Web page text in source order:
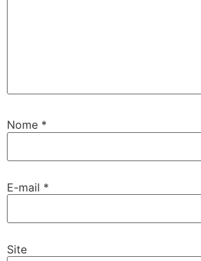
Nome *
E-mail *
Site